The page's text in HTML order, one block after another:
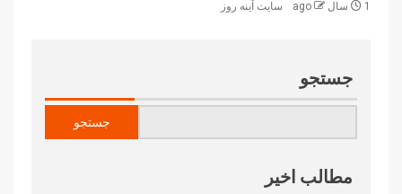
1 سال ago سایت آینه‌ روز
جستجو
جستجو
مطالب اخیر